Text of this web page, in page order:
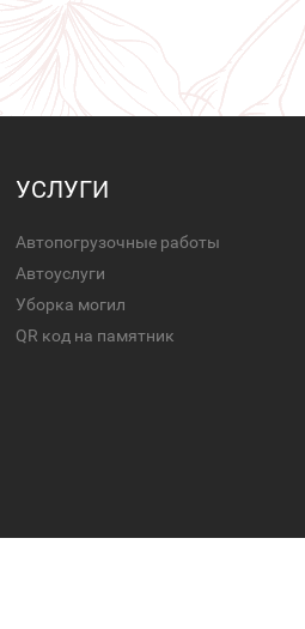
УСЛУГИ
Автопогрузочные работы
Автоуслуги
Уборка могил
QR код на памятник